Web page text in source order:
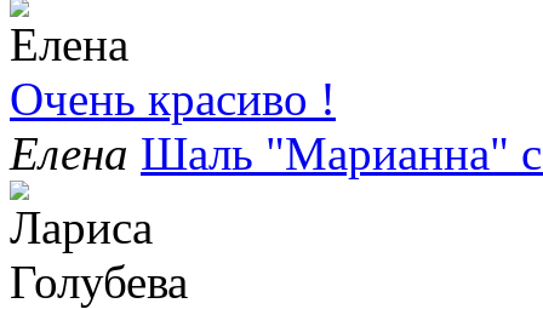
Очень красиво !
Елена Шаль "Марианна"